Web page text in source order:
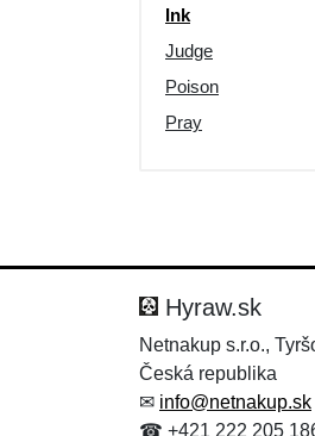
Ink
Judge
Poison
Pray
Hyraw.sk
Netnakup s.r.o.,
Česká republika
✉ info@netnakup.sk
☎ +421 222 205